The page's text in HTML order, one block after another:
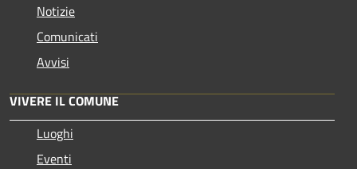
Notizie
Comunicati
Avvisi
VIVERE IL COMUNE
Luoghi
Eventi